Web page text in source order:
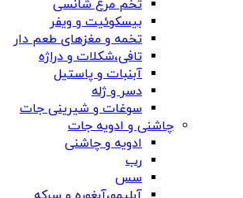
تخم مرغ شانسی
بیسکوئیت و ویفر
تخمه و مغزهای طعم دار
تافی،شکلات و دراژه
آبنبات و پاستیل
دسر و ژله
سوغات و شیرینی جات
چاشنی و ادویه جات
ادویه و چاشنی
رب
سس